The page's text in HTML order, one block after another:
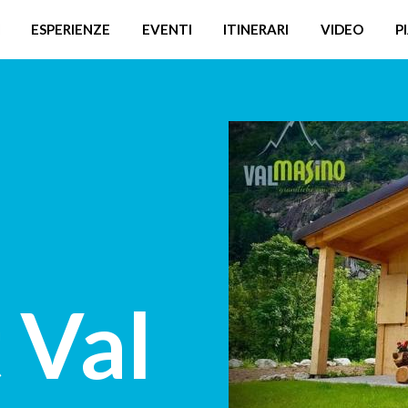
ESPERIENZE EVENTI ITINERARI VIDEO